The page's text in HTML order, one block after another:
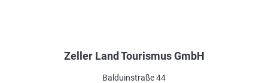
Zeller Land Tourismus GmbH
Balduinstraße 44